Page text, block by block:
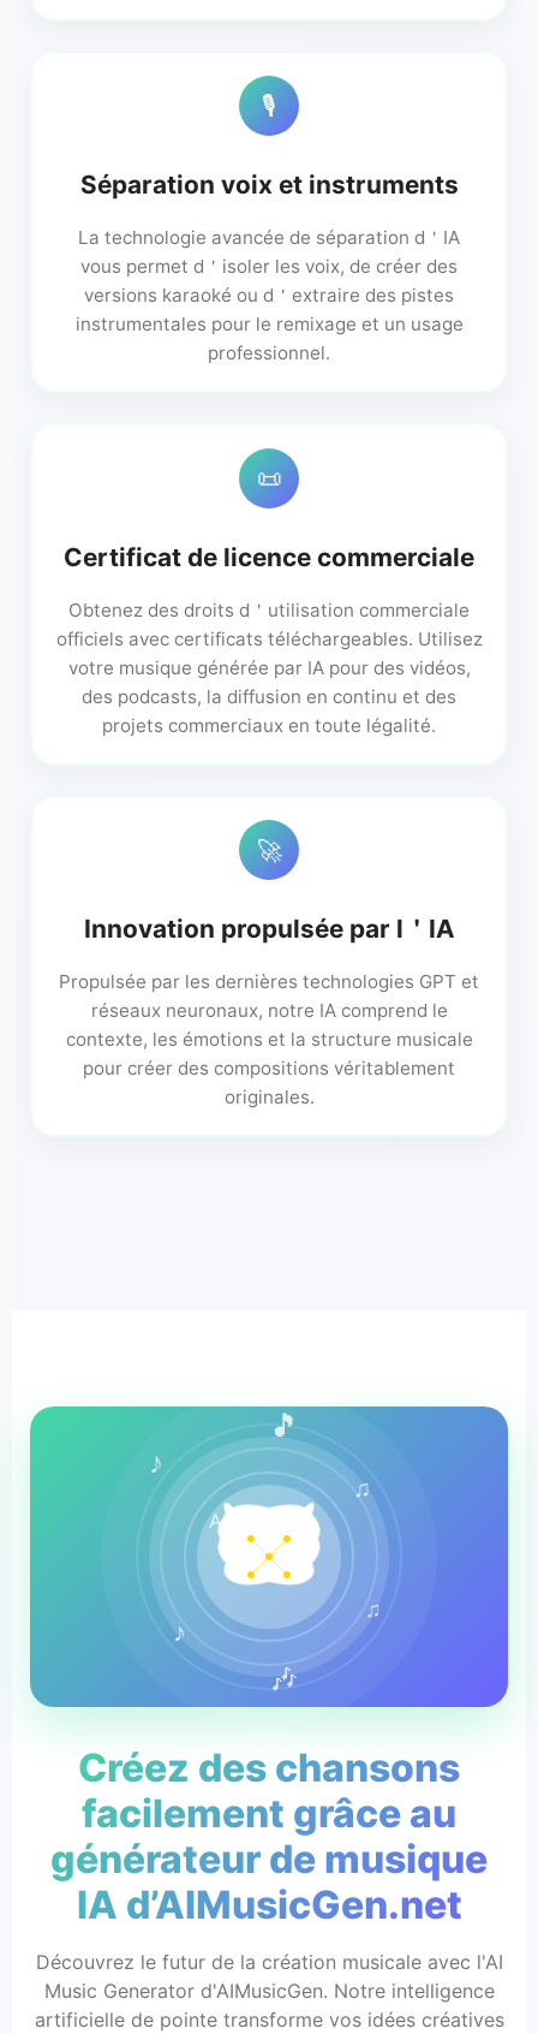
🎙️
Séparation voix et instruments
La technologie avancée de séparation d＇IA
vous permet d＇isoler les voix, de créer des
versions karaoké ou d＇extraire des pistes
instrumentales pour le remixage et un usage
professionnel.
📜
Certificat de licence commerciale
Obtenez des droits d＇utilisation commerciale
officiels avec certificats téléchargeables. Utilisez
votre musique générée par IA pour des vidéos,
des podcasts, la diffusion en continu et des
projets commerciaux en toute légalité.
🚀
Innovation propulsée par l＇IA
Propulsée par les dernières technologies GPT et
réseaux neuronaux, notre IA comprend le
contexte, les émotions et la structure musicale
pour créer des compositions véritablement
originales.
♪
♫
♪
♫
🎵
🎶
AI
Créez des chansons
facilement grâce au
générateur de musique
IA d’AIMusicGen.net
Découvrez le futur de la création musicale avec l'AI
Music Generator d'AIMusicGen. Notre intelligence
artificielle de pointe transforme vos idées créatives